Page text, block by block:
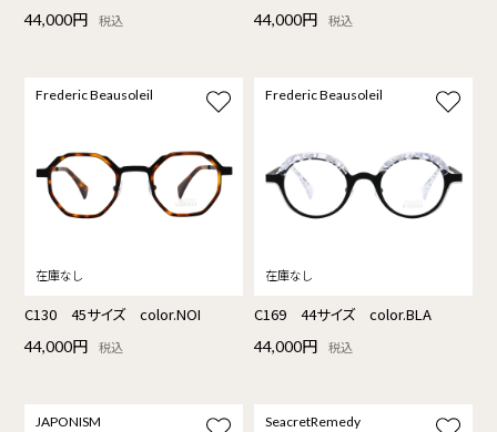
44,000円 税込 44,000円 税込
Frederic Beausoleil
C130 45サイズ color.NOI
44,000円 税込
Frederic Beausoleil
C169 44サイズ color.BLA
44,000円 税込
JAPONISM SeacretRemedy